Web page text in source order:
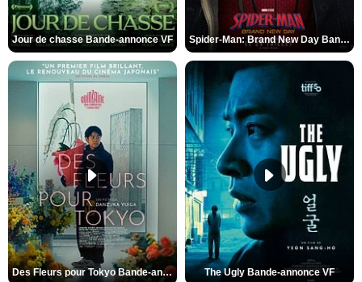
Jour de chasse Bande-annonce VF Spider-Man: Brand New Day Bande-annonce (3) VO STFR
Des Fleurs pour Tokyo Bande-annonce VO STFR The Ugly Bande-annonce VF